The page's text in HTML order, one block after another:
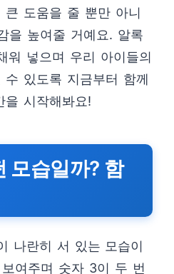
큰 도움을 줄 뿐만 아니
을 높여줄 거예요. 알록
워 넣으며 우리 아이들의
수 있도록 지금부터 함께
을 시작해봐요!
모습일까? 함
나란히 서 있는 모습이
여주며 숫자 3이 두 번